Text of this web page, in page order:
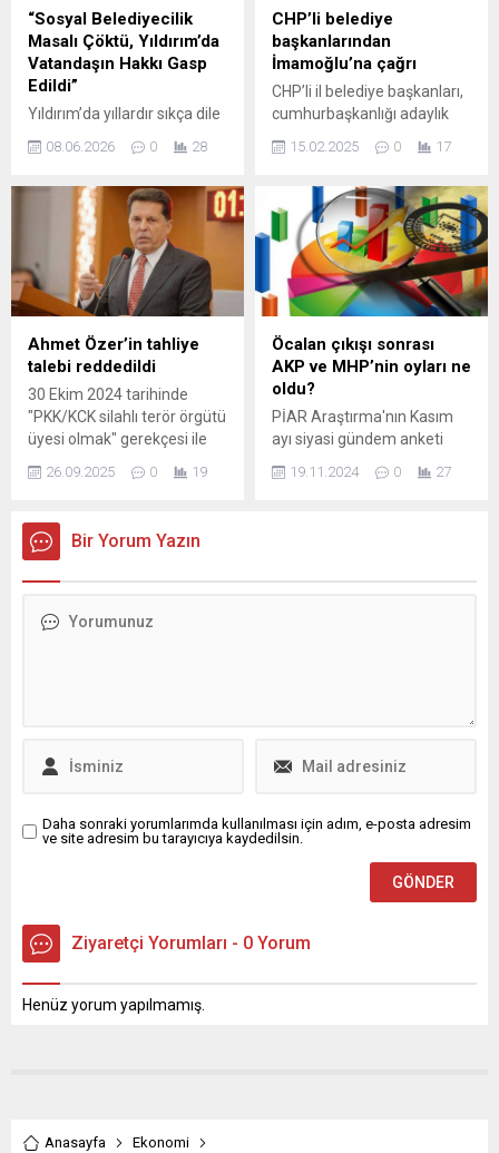
milletin ...
“Sosyal Belediyecilik
Masalı Çöktü, Yıldırım’da
Vatandaşın Hakkı Gasp
Edildi”
Yıldırım’da yıllardır sıkça dile
belediyecilik” söylemi, İYİ
İsmail Seyis’e göre artık
sadece bir masaldan ibaret.
Seyis, Yıldırım Belediyesi’nin
tam 30 milyon liralık sosyal
yardım bütçesini iptal
etmesini, dar gelirli
vatandaşların ve ihtiyaç
sahiplerinin haklarının gasp
Seyis, yaptığı sert
açıklamada, “Yıldırım’da
reklam...
08.06.2026 0 28
CHP’li belediye
başkanlarından
İmamoğlu’na çağrı
CHP’li il belediye başkanları,
cumhurbaşkanlığı adaylık
İmamoğlu’na destek
davet etti.
15.02.2025 0 17
Ahmet Özer’in tahliye
talebi reddedildi
30 Ekim 2024 tarihinde
"PKK/KCK silahlı terör örgütü
üyesi olmak" gerekçesi ile
tutuklanan Esenyurt
Belediye Başkanı Ahmet
başkanı için yapılan tahliye
talebinin İstanbul 1. Sulh
26.09.2025 0 19
Öcalan çıkışı sonrası
AKP ve MHP’nin oyları ne
oldu?
PİAR Araştırma'nın Kasım
ayı siyasi gündem anketi
sonuçları açıklandı.
Kamuoyunun nabzını tutan
19.11.2024 0 27
Bir Yorum Yazın
Daha sonraki yorumlarımda kullanılması için adım, e-posta adresim
ve site adresim bu tarayıcıya kaydedilsin.
Ziyaretçi Yorumları - 0 Yorum
Henüz yorum yapılmamış.
Anasayfa
Ekonomi